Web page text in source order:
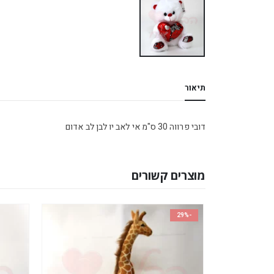
תיאור
דובי פרווה 30 ס"מ אי לאב יו לבן לב אדום
מוצרים קשורים
-29%